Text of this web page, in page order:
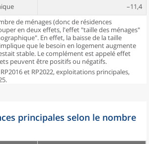
–11,4
de ménages (donc de résidences
en deux effets, l'effet "taille des ménages"
En effet, la baisse de la taille
que le besoin en logement augmente
stable. Le complément est appelé effet
peuvent être positifs ou négatifs.
et RP2022, exploitations principales,
principales selon le nombre